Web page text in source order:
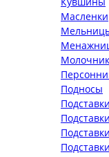
Масленки
Подносы